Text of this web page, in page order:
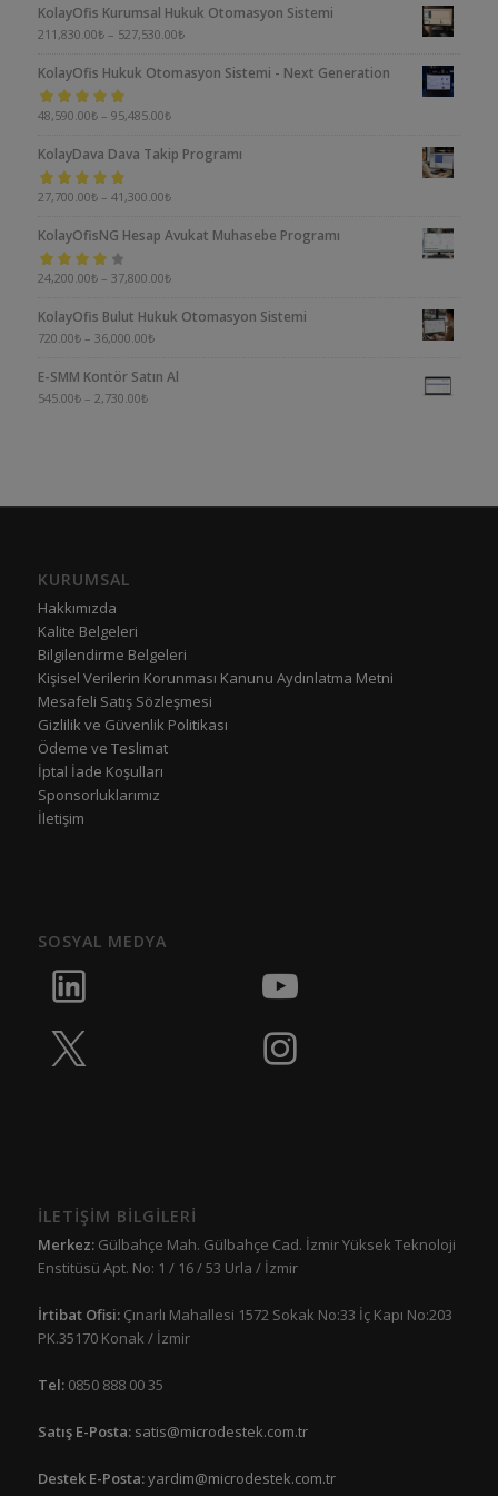
KolayOfis Kurumsal Hukuk Otomasyon Sistemi
211,830.00₺ – 527,530.00₺
KolayOfis Hukuk Otomasyon Sistemi - Next Generation
5 üzerinden
48,590.00₺ – 95,485.00₺
KolayDava Dava Takip Programı
5 üzerinden
27,700.00₺ – 41,300.00₺
KolayOfisNG Hesap Avukat Muhasebe Programı
5
4.00oy aldı
24,200.00₺ – 37,800.00₺
KolayOfis Bulut Hukuk Otomasyon Sistemi
720.00₺ – 36,000.00₺
E-SMM Kontör Satın Al
545.00₺ – 2,730.00₺
KURUMSAL
Hakkımızda
Kalite Belgeleri
Bilgilendirme Belgeleri
Kişisel Verilerin Korunması Kanunu Aydınlatma Metni
Mesafeli Satış Sözleşmesi
Gizlilik ve Güvenlik Politikası
Ödeme ve Teslimat
İptal İade Koşulları
Sponsorluklarımız
İletişim
SOSYAL MEDYA
İLETİŞİM BİLGİLERİ
Merkez:Gülbahçe Mah. Gülbahçe Cad. İzmir Yüksek Teknoloji
Enstitüsü Apt. No: 1 / 16 / 53 Urla / İzmir
İrtibat Ofisi: Çınarlı Mahallesi 1572 Sokak No:33 İç Kapı No:203
PK.35170 Konak / İzmir
Tel:0850 888 00 35
Satış E-Posta: satis@microdestek.com.tr
Destek E-Posta:yardim@microdestek.com.tr